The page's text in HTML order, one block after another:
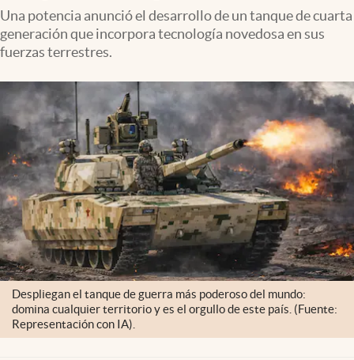
Una potencia anunció el desarrollo de un tanque de cuarta
generación que incorpora tecnología novedosa en sus
fuerzas terrestres.
Despliegan el tanque de guerra más poderoso del mundo:
domina cualquier territorio y es el orgullo de este país. (Fuente:
Representación con IA).